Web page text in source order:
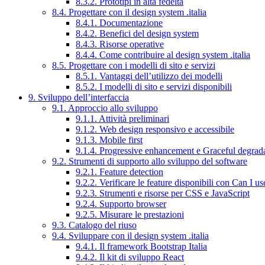
8.4. Progettare con il design system .italia
8.4.1. Documentazione
8.4.2. Benefici del design system
8.4.3. Risorse operative
8.4.4. Come contribuire al design system .italia
8.5. Progettare con i modelli di sito e servizi
8.5.1. Vantaggi dell’utilizzo dei modelli
8.5.2. I modelli di sito e servizi disponibili
9. Sviluppo dell’interfaccia
9.1. Approccio allo sviluppo
9.1.1. Attività preliminari
9.1.2. Web design responsivo e accessibile
9.1.3. Mobile first
9.1.4. Progressive enhancement e Graceful
9.2. Strumenti di supporto allo sviluppo del software
9.2.1. Feature detection
9.2.2. Verificare le feature disponibili con Can I
9.2.3. Strumenti e risorse per CSS e JavaScript
9.2.4. Supporto browser
9.2.5. Misurare le prestazioni
9.3. Catalogo del riuso
9.4. Sviluppare con il design system .italia
9.4.1. Il framework Bootstrap Italia
9.4.2. Il kit di sviluppo React